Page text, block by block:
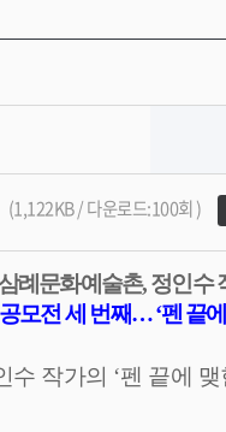
(1,122KB / 다운로드:100회 )
례문화예술촌,정인수
모전 세 번째…‘펜 끝
수 작가의 ‘펜 끝에